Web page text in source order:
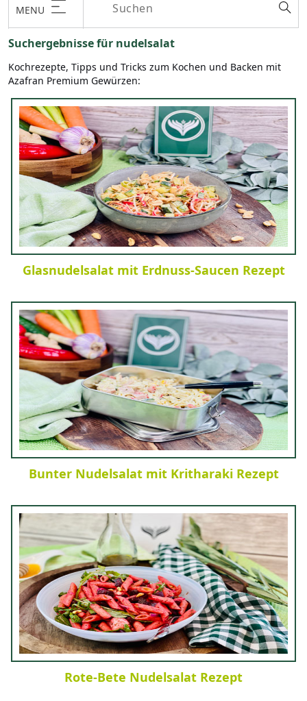
MENU
Suchergebnisse für nudelsalat
Kochrezepte, Tipps und Tricks zum Kochen und Backen mit
Azafran Premium Gewürzen:
Glasnudelsalat mit Erdnuss-Saucen Rezept
Bunter Nudelsalat mit Kritharaki Rezept
Rote-Bete Nudelsalat Rezept